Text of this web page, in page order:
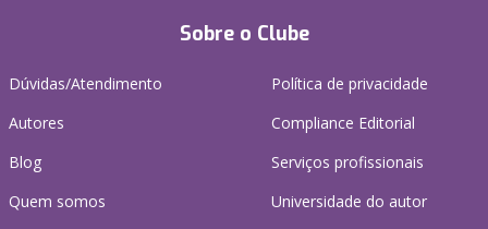
Sobre o Clube
Dúvidas/Atendimento
Autores
Blog
Quem somos
Política de privacidade
Compliance Editorial
Serviços profissionais
Universidade do autor